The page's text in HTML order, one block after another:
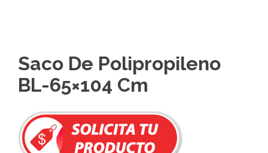
Saco De Polipropileno
BL-65×104 Cm